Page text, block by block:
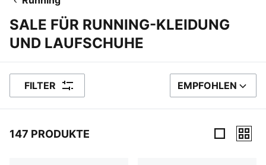
SALE FÜR RUNNING-KLEIDUNG
UND LAUFSCHUHE
FILTER SORTIEREN NACH
EMPFOHLEN
147 PRODUKTE